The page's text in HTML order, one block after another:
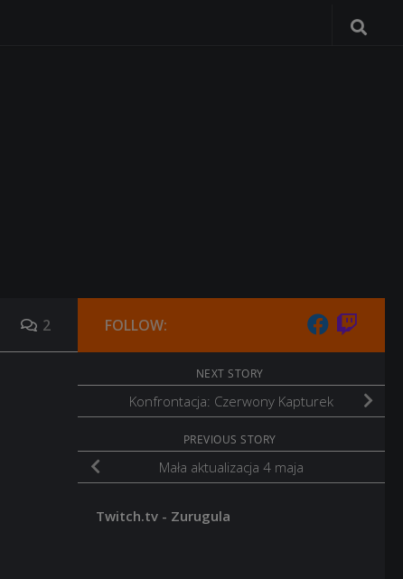
2 FOLLOW:
NEXT STORY
Konfrontacja: Czerwony Kapturek
PREVIOUS STORY
Mała aktualizacja 4 maja
Twitch.tv - Zurugula